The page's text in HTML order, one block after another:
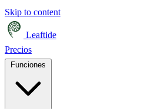
Skip to content
Leaftide
Precios